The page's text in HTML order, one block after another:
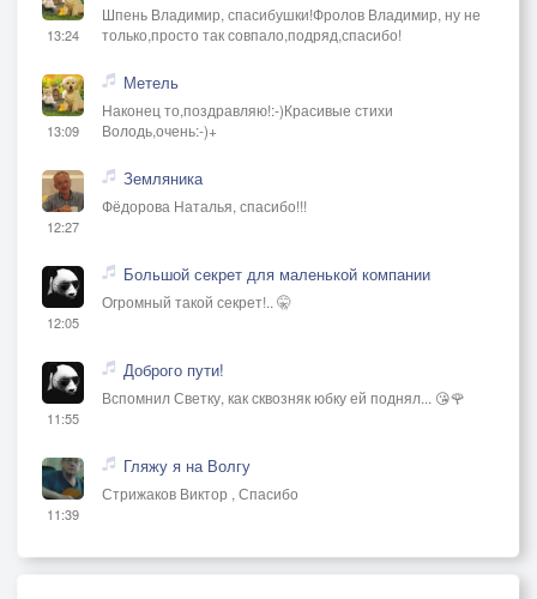
13:24
Шпень Владимир, спасибушки!Фролов Владимир, ну не
только,просто так совпало,подряд,спасибо!
13:09
Метель
Наконец то,поздравляю!:-)Красивые стихи
Володь,очень:-)+
12:27
Земляника
Фёдорова Наталья, спасибо!!!
12:05
Большой секрет для маленькой компании
Огромный такой секрет!.. 🤫
11:55
Доброго пути!
Вспомнил Светку, как сквозняк юбку ей поднял... 😘🌹
11:39
Гляжу я на Волгу
Стрижаков Виктор , Спасибо